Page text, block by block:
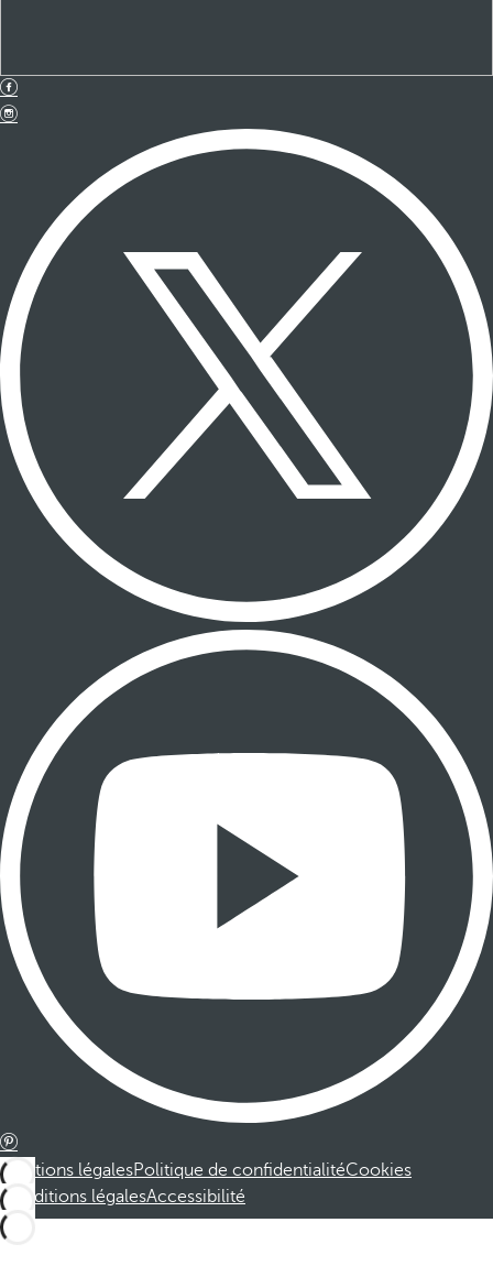
Mentions légalesPolitique de confidentialitéCookies
Conditions légalesAccessibilité